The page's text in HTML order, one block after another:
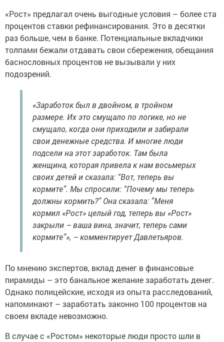
«Рост» предлагал очень выгодные условия – более ста
процентов ставки рефинансирования. Это в десятки
раз больше, чем в банке. Потенциальные вкладчики
толпами бежали отдавать свои сбережения, обещания
баснословных процентов не вызывали у них
подозрений.
«Заработок был в двойном, в тройном
размере. Их это смущало по логике, но не
смущало, когда они приходили и забирали
свои денежные средства. И многие люди
подсели на этот заработок. Там была
женщина, которая привела к нам восьмерых
своих детей и сказала: “Вот, теперь вы
кормите”. Мы спросили: “Почему мы теперь
должны кормить?” Она сказала: ”Меня
кормил «Рост» целый год, теперь вы «Рост»
закрыли – ваша вина, значит, теперь сами
кормите”», – комментирует Давлетьяров.
По мнению экспертов, вклад денег в финансовые
пирамиды – это банальное желание заработать денег.
Однако полицейские, исходя из опыта расследований,
напоминают – заработать законно 100 процентов на
своем вкладе невозможно.
В случае с «Ростом» некоторые люди просто шли в